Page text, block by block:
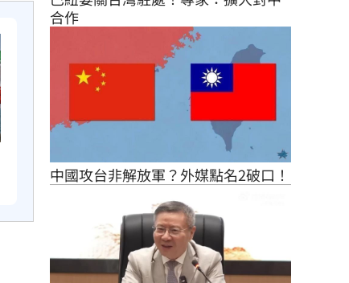
合作
中國攻台非解放軍？外媒點名2破口！